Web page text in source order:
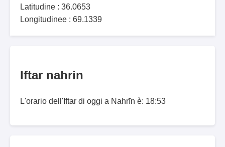
Latitudine : 36.0653
Longitudinee : 69.1339
Iftar nahrin
L'orario dell'Iftar di oggi a Nahrīn è: 18:53